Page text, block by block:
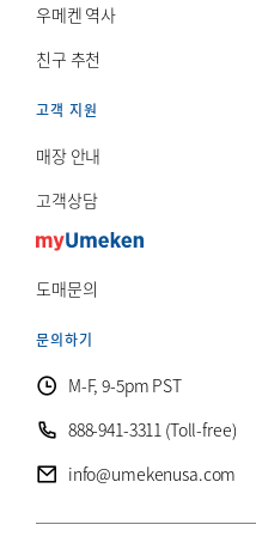
우메켄 역사
친구 추천
고객 지원
매장 안내
고객상담
도매문의
문의하기
M-F, 9-5pm PST
888-941-3311 (Toll-free)
info@umekenusa.com